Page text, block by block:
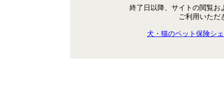
終了日以降、サイトの閲覧お
ご利用いただ
犬・猫のペット保険シ